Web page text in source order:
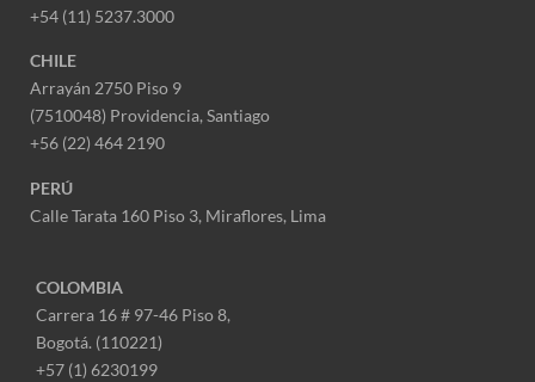
+54 (11) 5237.3000
CHILE
Arrayán 2750 Piso 9
(7510048) Providencia, Santiago
+56 (22) 464 2190
PERÚ
Calle Tarata 160 Piso 3, Miraflores, Lima
COLOMBIA
Carrera 16 # 97-46 Piso 8,
Bogotá. (110221)
+57 (1) 6230199